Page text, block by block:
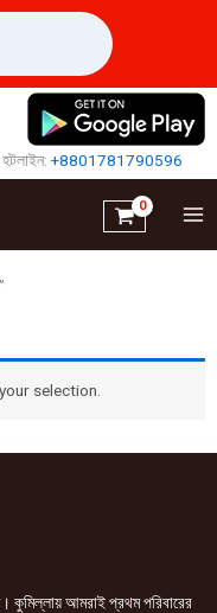
হটলাইন:+8801781790596
selection.
কুমিল্লায় আমরাই প্রথম পরিবারের